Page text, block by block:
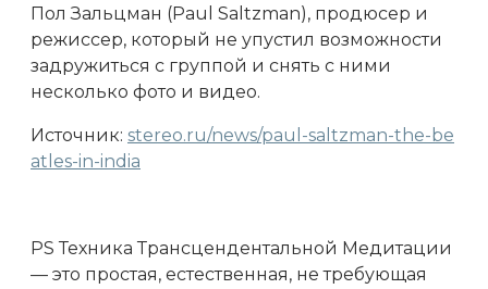
Пол Зальцман (Paul Saltzman), продюсер и
режиссер, который не упустил возможности
задружиться с группой и снять с ними
несколько фото и видео.
Источник: stereo.ru/news/paul-saltzman-the-be
atles-in-india
PS Техника Трансцендентальной Медитации
— это простая, естественная, не требующая